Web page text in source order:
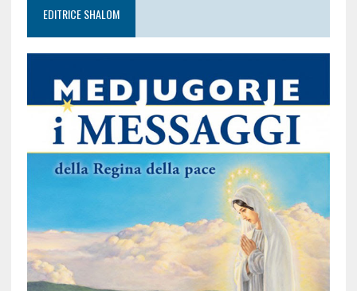
EDITRICE SHALOM